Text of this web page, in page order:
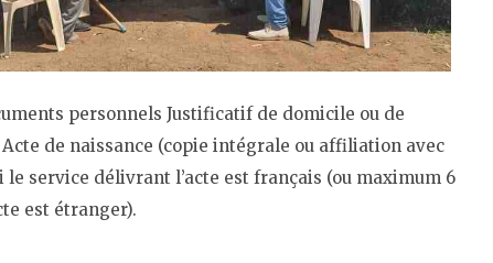
personnels Justificatif de domicile ou de
de naissance (copie intégrale ou affiliation avec
service délivrant l’acte est français (ou maximum 6
est étranger).